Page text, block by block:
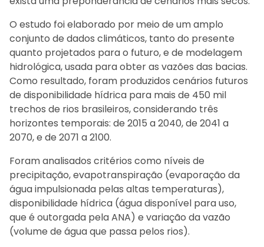
O estudo foi elaborado por meio de um amplo
conjunto de dados climáticos, tanto do presente
quanto projetados para o futuro, e de modelagem
hidrológica, usada para obter as vazões das bacias.
Como resultado, foram produzidos cenários futuros
de disponibilidade hídrica para mais de 450 mil
trechos de rios brasileiros, considerando três
horizontes temporais: de 2015 a 2040, de 2041 a
2070, e de 2071 a 2100.
Foram analisados critérios como níveis de
precipitação, evapotranspiração (evaporação da
água impulsionada pelas altas temperaturas),
disponibilidade hídrica (água disponível para uso,
que é outorgada pela ANA) e variação da vazão
(volume de água que passa pelos rios).